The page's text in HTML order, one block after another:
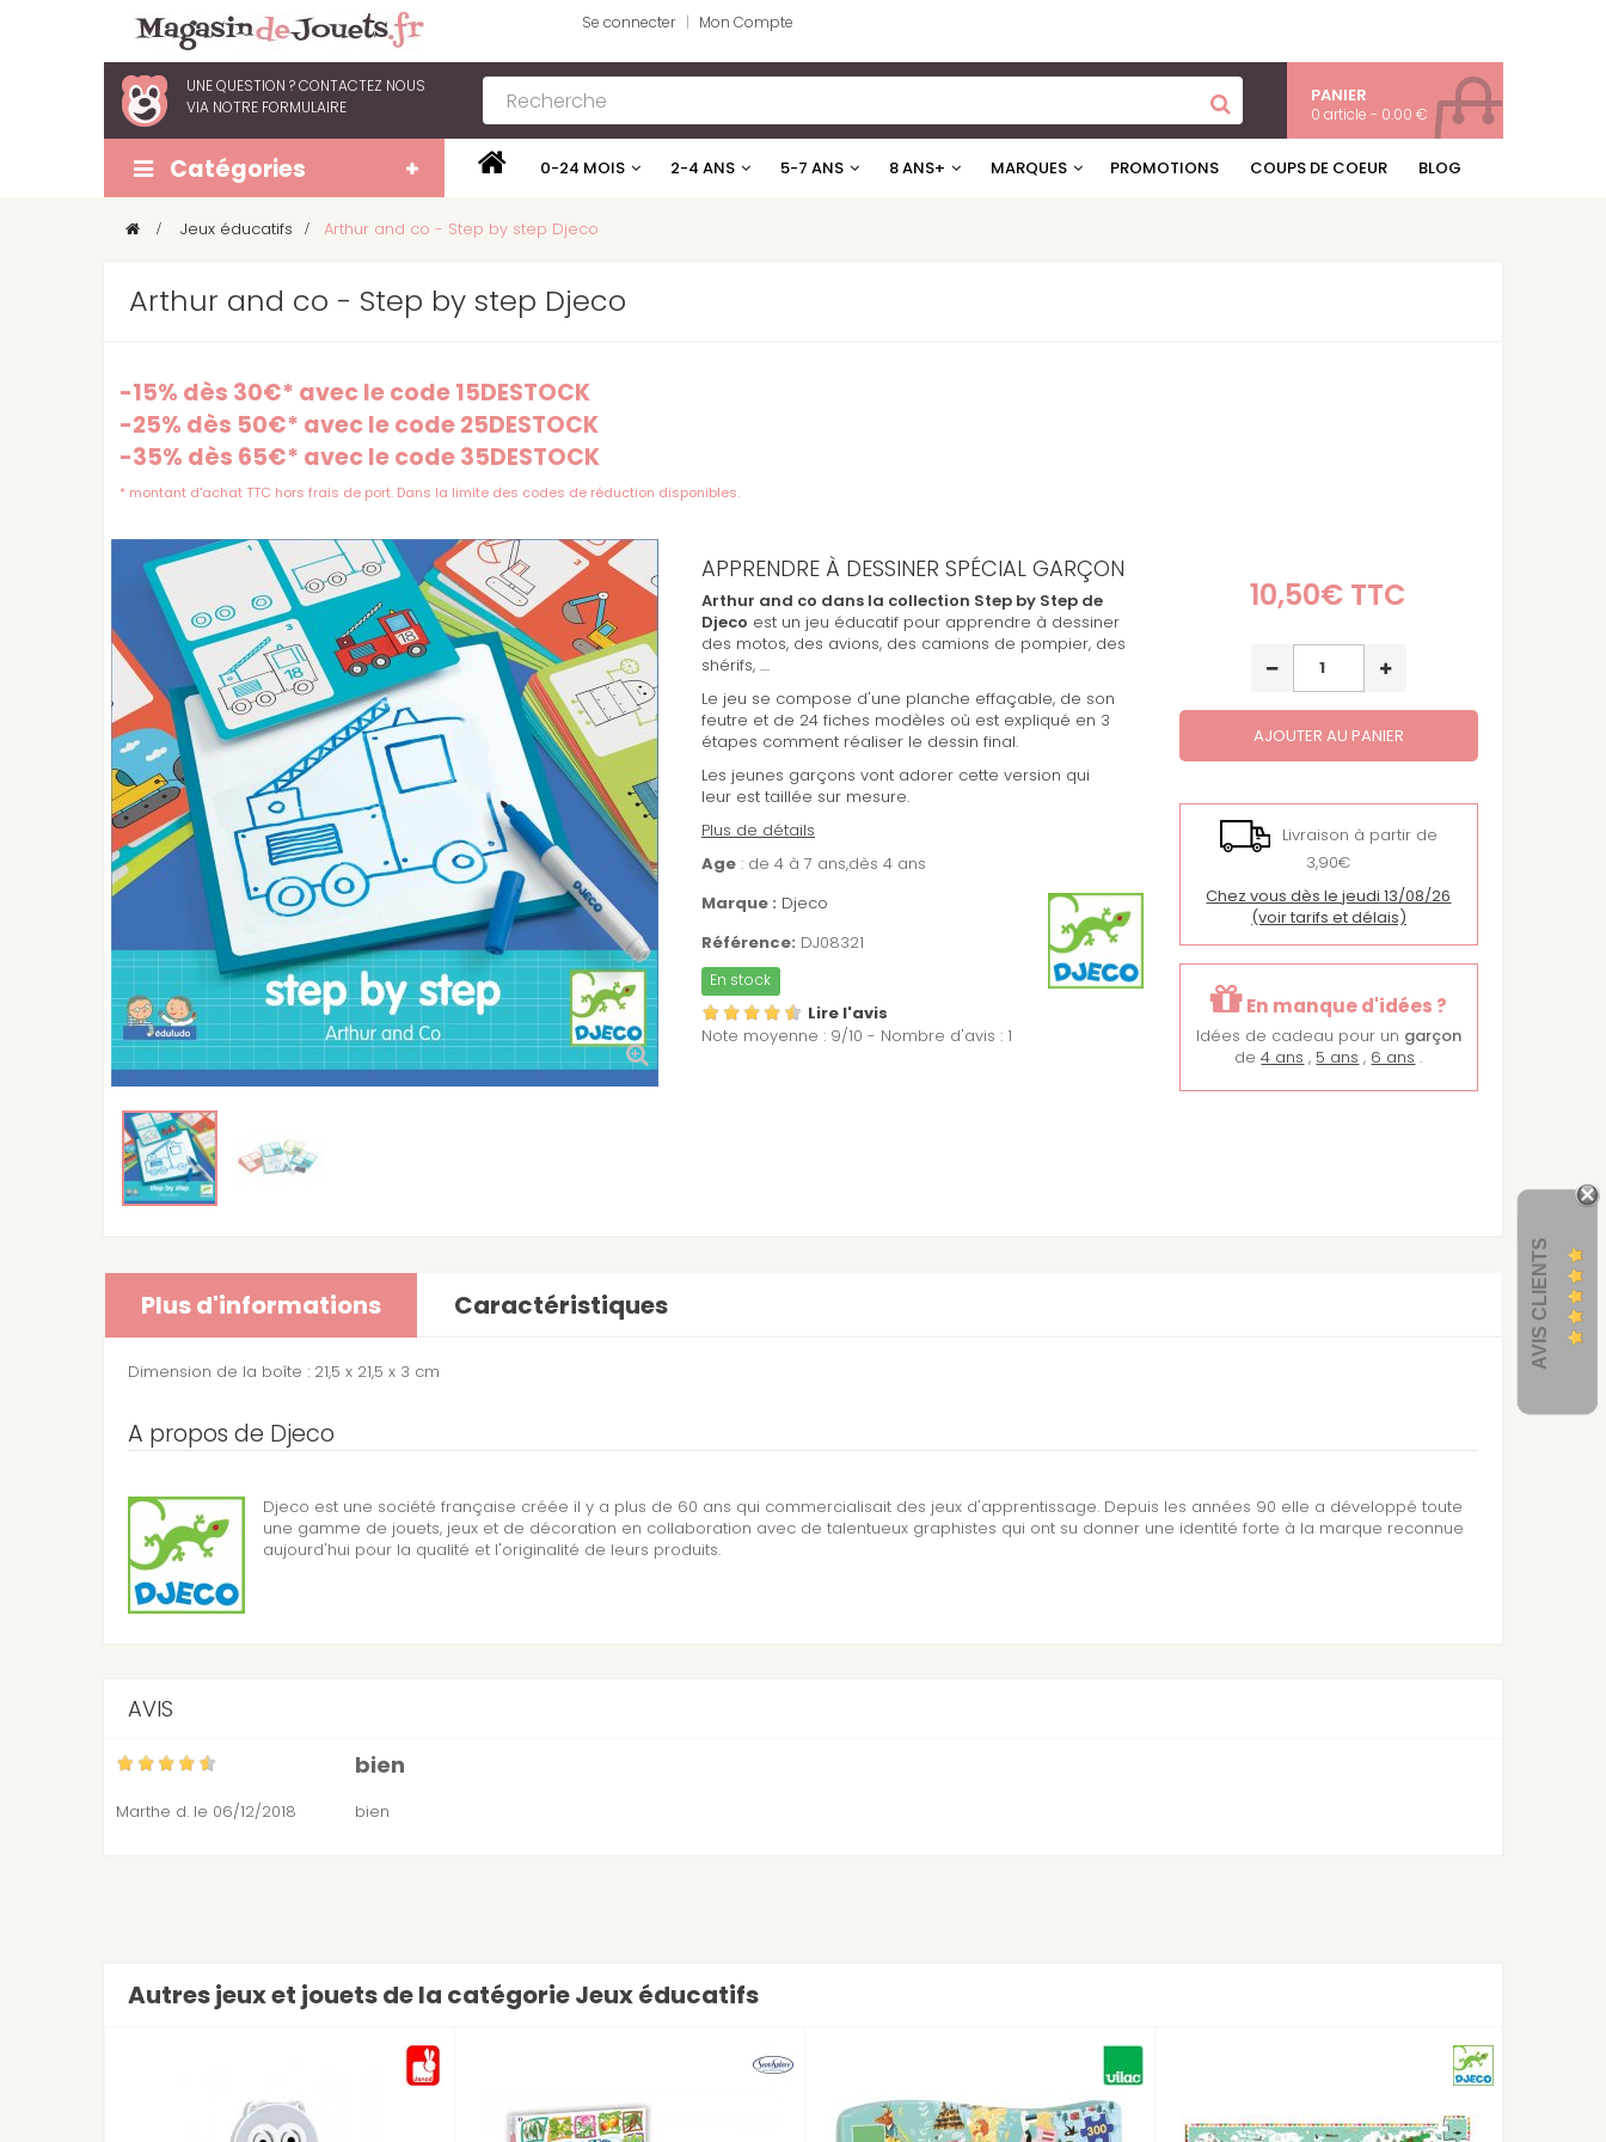
Se connecter Mon Compte
UNE QUESTION ?CONTACTEZ NOUS
VIA NOTRE FORMULAIRE
PANIER
0 article - 0.00 €
Catégories 0-24 MOIS 2-4 ANS 5-7 ANS 8 ANS+ MARQUES PROMOTIONS COUPS DE COEUR BLOG
> Jeux éducatifs > Arthur and co - Step by step Djeco
Arthur and co - Step by step Djeco
-15% dès 30€* avec le code 15DESTOCK
-25% dès 50€* avec le code 25DESTOCK
-35% dès 65€* avec le code 35DESTOCK
* montant d'achat TTC hors frais de port. Dans la limite des codes de réduction disponibles.
APPRENDRE À DESSINER SPÉCIAL GARÇON
Arthur and co dans la collection Step by Step de
Djeco est un jeu éducatif pour apprendre à dessiner
des motos, des avions, des camions de pompier, des
shérifs, ....
Le jeu se compose d'une planche effaçable, de son
feutre et de 24 fiches modèles où est expliqué en 3
étapes comment réaliser le dessin final.
Les jeunes garçons vont adorer cette version qui
leur est taillée sur mesure.
Plus de détails
Age : de 4 à 7 ans,dès 4 ans
Marque : Djeco
Référence: DJ08321
En stock
Lire l'avis
Note moyenne : 9/10 - Nombre d'avis : 1
10,50€ TTC
AJOUTER AU PANIER
Livraison à partir de
3,90€
Chez vous dès le jeudi 13/08/26
(voir tarifs et délais)
En manque d'idées ?
Idées de cadeau pour un garçon
de4 ans , 5 ans , 6 ans .
Plus d'informations Caractéristiques
Dimension de la boîte : 21,5 x 21,5 x 3 cm
A propos de Djeco
Djeco est une société française créée il y a plus de 60 ans qui commercialisait des jeux d'apprentissage. Depuis les années 90 elle a développé toute
une gamme de jouets, jeux et de décoration en collaboration avec de talentueux graphistes qui ont su donner une identité forte à la marque reconnue
aujourd'hui pour la qualité et l'originalité de leurs produits.
AVIS
bien
Marthe d. le 06/12/2018 bien
Autres jeux et jouets de la catégorie Jeux éducatifs
AVIS CLIENTS